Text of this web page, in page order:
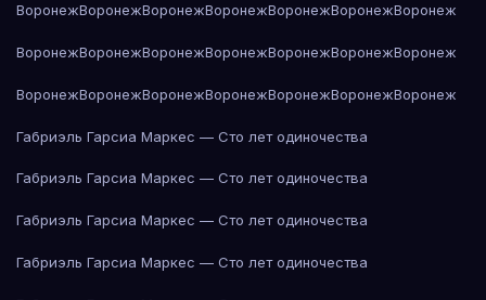
ВоронежВоронежВоронежВоронежВоронежВоронежВоронеж
ВоронежВоронежВоронежВоронежВоронежВоронежВоронеж
ВоронежВоронежВоронежВоронежВоронежВоронежВоронеж
Габриэль Гарсиа Маркес — Сто лет одиночества
Габриэль Гарсиа Маркес — Сто лет одиночества
Габриэль Гарсиа Маркес — Сто лет одиночества
Габриэль Гарсиа Маркес — Сто лет одиночества